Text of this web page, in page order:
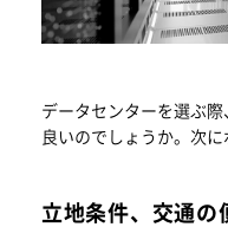
データセンターを選ぶ
良いのでしょうか。次に
立地条件、交通の